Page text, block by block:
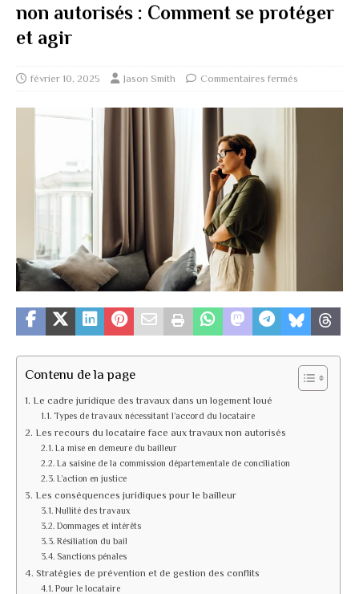
non autorisés : Comment se protéger
et agir
février 10, 2025 Jason Smith Commentaires fermés
Contenu de la page
Le cadre juridique des travaux dans un logement loué
Types de travaux nécessitant l’accord du locataire
Les recours du locataire face aux travaux non autorisés
La mise en demeure du bailleur
La saisine de la commission départementale de conciliation
L’action en justice
Les conséquences juridiques pour le bailleur
Nullité des travaux
Dommages et intérêts
Résiliation du bail
Sanctions pénales
Stratégies de prévention et de gestion des conflits
Pour le locataire